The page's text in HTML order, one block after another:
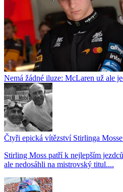
Nemá žádné iluze: McLaren už ale
Čtyři epická vítězství Stirlinga
Stirling Moss patří k nejlepším
ale nedosáhli na mistrovský titul....